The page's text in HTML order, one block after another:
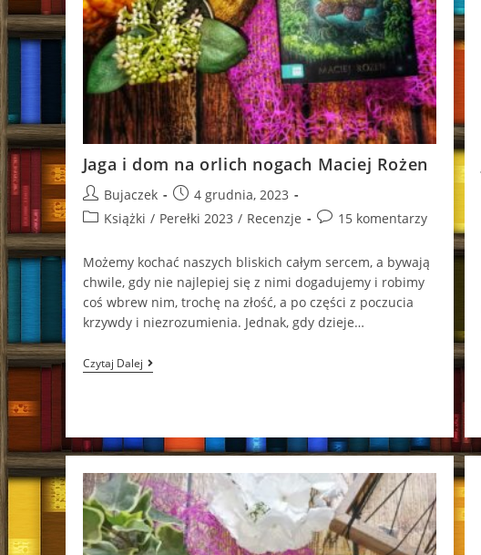
Jaga i dom na orlich nogach Maciej Rożen
Post
author:
Bujaczek
Post
published:
4 grudnia, 2023
PostKsiążki / Perełki 2023 / Recenzje
Post15 komentarzy
Możemy kochać naszych bliskich całym sercem, a bywają
chwile, gdy nie najlepiej się z nimi dogadujemy i robimy
coś wbrew nim, trochę na złość, a po części z poczucia
krzywdy i niezrozumienia. Jednak, gdy dzieje…
Czytaj DalejJaga
I
Nogach
Maciej